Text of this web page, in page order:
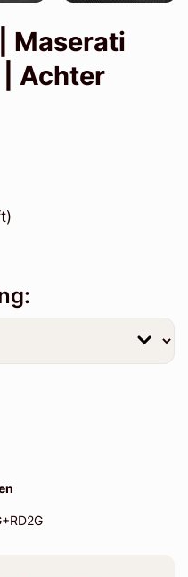
Maserati
| Achter